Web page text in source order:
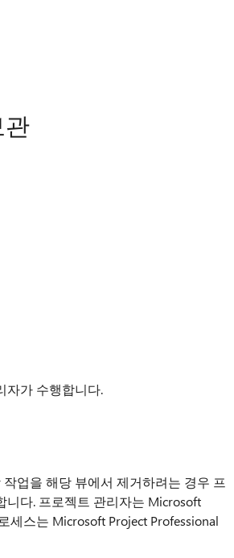
자가 수행합니다.
업을 해당 뷰에서 제거하려는 경우 프
니다. 프로젝트 관리자는 Microsoft
세스는 Microsoft Project Professional